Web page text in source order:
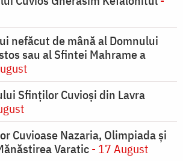
nefăcut de mână al Domnului
sau al Sfintei Mahrame a
Sfinților Cuvioși din Lavra
Cuvioase Nazaria, Olimpiada și
Varatic- 17 August